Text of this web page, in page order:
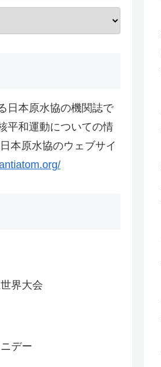
日本原水協の機関誌で
平和運動についての情
本原水協のウェブサイ
界大会
デー